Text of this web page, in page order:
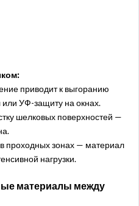
приводит к выгоранию
УФ-защиту на окнах.
шелковых поверхностей —
проходных зонах — материал
нагрузки.
материалы между